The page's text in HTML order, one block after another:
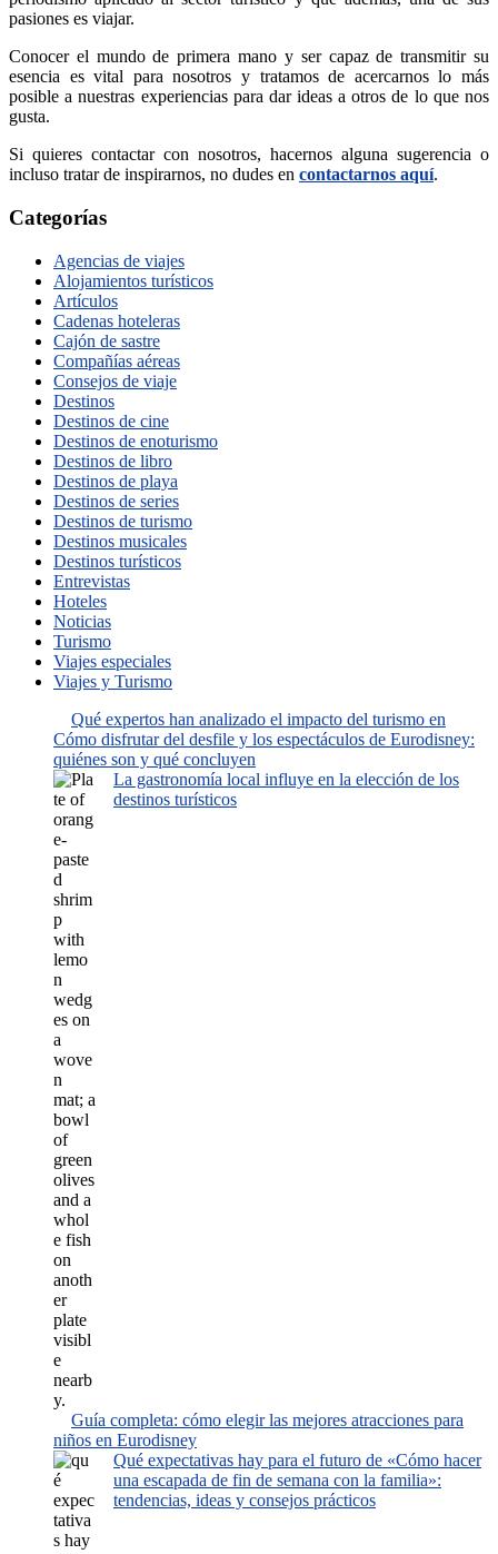
pasiones es viajar.
Conocer el mundo de primera mano y ser capaz de transmitir su
esencia es vital para nosotros y tratamos de acercarnos lo más
posible a nuestras experiencias para dar ideas a otros de lo que nos
gusta.
Si quieres contactar con nosotros, hacernos alguna sugerencia o
incluso tratar de inspirarnos, no dudes en contactarnos aquí.
Categorías
Agencias de viajes
Alojamientos turísticos
Artículos
Cadenas hoteleras
Cajón de sastre
Compañías aéreas
Consejos de viaje
Destinos
Destinos de cine
Destinos de enoturismo
Destinos de libro
Destinos de playa
Destinos de series
Destinos de turismo
Destinos musicales
Destinos turísticos
Entrevistas
Hoteles
Noticias
Turismo
Viajes especiales
Viajes y Turismo
Qué expertos han analizado el impacto del turismo en
Cómo disfrutar del desfile y los espectáculos de Eurodisney:
quiénes son y qué concluyen
La gastronomía local influye en la elección de los
destinos turísticos
Guía completa: cómo elegir las mejores atracciones para
niños en Eurodisney
Qué expectativas hay para el futuro de «Cómo hacer
una escapada de fin de semana con la familia»:
tendencias, ideas y consejos prácticos